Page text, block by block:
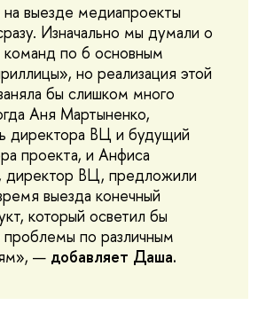
выезде медиапроекты
Изначально мы думали о
команд по 6 основным
но реализация этой
бы слишком много
Аня Мартыненко,
директора ВЦ и будущий
проекта, и Анфиса
директор ВЦ, предложили
выезда конечный
который осветил бы
проблемы по различным
— добавляет Даша.